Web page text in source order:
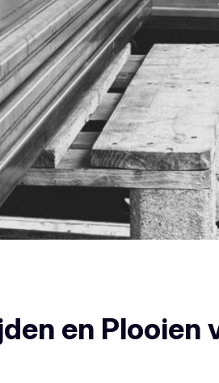
en Plooien